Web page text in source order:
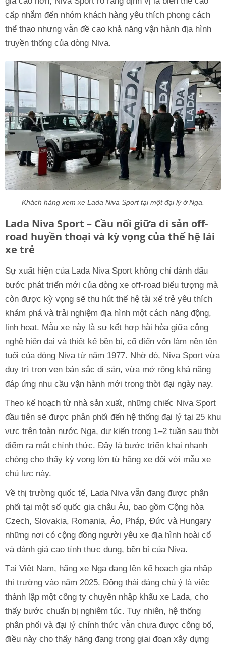
cấp nhắm đến nhóm khách hàng yêu thích phong cách
thể thao nhưng vẫn đề cao khả năng vận hành địa hình
truyền thống của dòng Niva.
Khách hàng xem xe Lada Niva Sport tại một đại lý ở Nga.
Lada Niva Sport – Cầu nối giữa di sản off-
road huyền thoại và kỳ vọng của thế hệ lái
xe trẻ
Sự xuất hiện của Lada Niva Sport không chỉ đánh dấu
bước phát triển mới của dòng xe off-road biểu tượng mà
còn được kỳ vọng sẽ thu hút thế hệ tài xế trẻ yêu thích
khám phá và trải nghiệm địa hình một cách năng động,
linh hoạt. Mẫu xe này là sự kết hợp hài hòa giữa công
nghệ hiện đại và thiết kế bền bỉ, cổ điển vốn làm nên tên
tuổi của dòng Niva từ năm 1977. Nhờ đó, Niva Sport vừa
duy trì trọn vẹn bản sắc di sản, vừa mở rộng khả năng
đáp ứng nhu cầu vận hành mới trong thời đại ngày nay.
Theo kế hoạch từ nhà sản xuất, những chiếc Niva Sport
đầu tiên sẽ được phân phối đến hệ thống đại lý tại 25 khu
vực trên toàn nước Nga, dự kiến trong 1–2 tuần sau thời
điểm ra mắt chính thức. Đây là bước triển khai nhanh
chóng cho thấy kỳ vọng lớn từ hãng xe đối với mẫu xe
chủ lực này.
Về thị trường quốc tế, Lada Niva vẫn đang được phân
phối tại một số quốc gia châu Âu, bao gồm Cộng hòa
Czech, Slovakia, Romania, Áo, Pháp, Đức và Hungary
những nơi có cộng đồng người yêu xe địa hình hoài cổ
và đánh giá cao tính thực dụng, bền bỉ của Niva.
Tại Việt Nam, hãng xe Nga đang lên kế hoạch gia nhập
thị trường vào năm 2025. Động thái đáng chú ý là việc
thành lập một công ty chuyên nhập khẩu xe Lada, cho
thấy bước chuẩn bị nghiêm túc. Tuy nhiên, hệ thống
phân phối và đại lý chính thức vẫn chưa được công bố,
điều này cho thấy hãng đang trong giai đoạn xây dựng